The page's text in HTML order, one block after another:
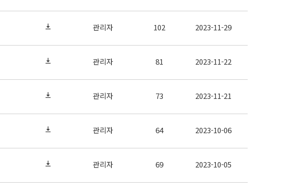
관리자 102 2023-11-29
관리자 81 2023-11-22
관리자 73 2023-11-21
관리자 64 2023-10-06
관리자 69 2023-10-05